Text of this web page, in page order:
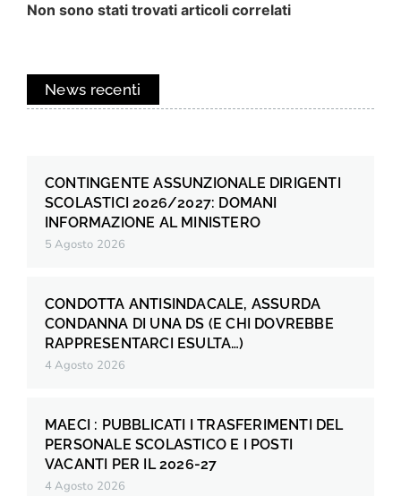
Non sono stati trovati articoli correlati
News recenti
CONTINGENTE ASSUNZIONALE DIRIGENTI
SCOLASTICI 2026/2027: DOMANI
INFORMAZIONE AL MINISTERO
5 Agosto 2026
CONDOTTA ANTISINDACALE, ASSURDA
CONDANNA DI UNA DS (E CHI DOVREBBE
RAPPRESENTARCI ESULTA…)
4 Agosto 2026
MAECI : PUBBLICATI I TRASFERIMENTI DEL
PERSONALE SCOLASTICO E I POSTI
VACANTI PER IL 2026-27
4 Agosto 2026